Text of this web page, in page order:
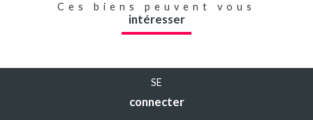
Ces biens peuvent vous
intéresser
SE
connecter